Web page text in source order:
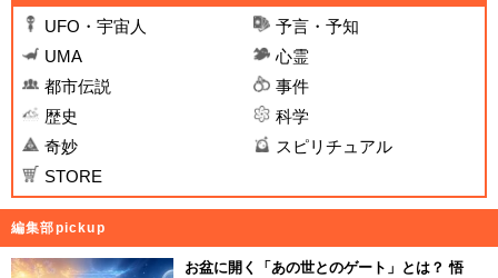
UFO・宇宙人
予言・予知
UMA
心霊
都市伝説
事件
歴史
科学
奇妙
スピリチュアル
STORE
編集部pickup
お盆に開く「あの世とのゲート」とは？ 悟